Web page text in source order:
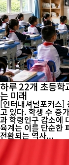
하루 22개 초등
는 미래
[인터내셔널포커스]
고 있다. 학생 수 증
과 학령인구 감소에
육계는 이를 단순한
전환되는 역사...